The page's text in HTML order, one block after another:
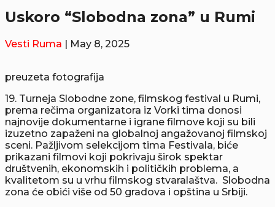
Uskoro “Slobodna zona” u Rumi
Vesti Ruma | May 8, 2025
preuzeta fotografija
19. Turneja Slobodne zone, filmskog festival u Rumi,
prema rečima organizatora iz Vorki tima donosi
najnovije dokumentarne i igrane filmove koji su bili
izuzetno zapaženi na globalnoj angažovanoj filmskoj
sceni. Pažljivom selekcijom tima Festivala, biće
prikazani filmovi koji pokrivaju širok spektar
društvenih, ekonomskih i političkih problema, a
kvalitetom su u vrhu filmskog stvaralaštva. Slobodna
zona će obići više od 50 gradova i opština u Srbiji.